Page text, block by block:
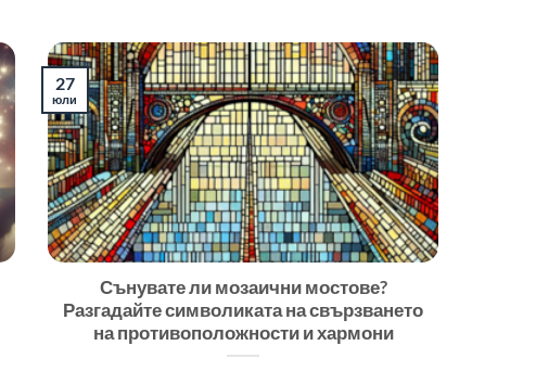
Сънувате ли мозаични мостове?
Разгадайте символиката на свързването
на противоположности и хармони
27
юли